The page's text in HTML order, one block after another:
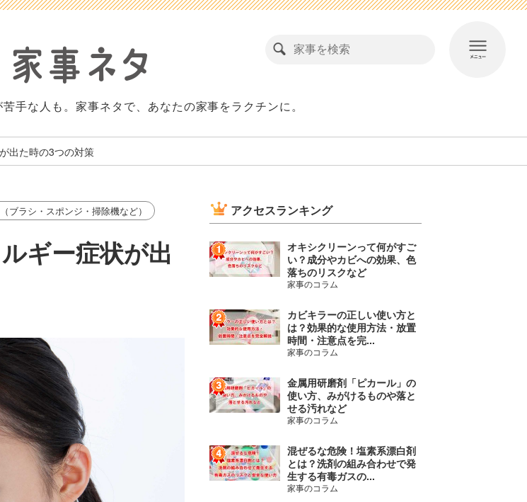
手な人も。家事ネタで、あなたの家事をラクチンに。
出た時の3つの対策
ブラシ・スポンジ・掃除機など）
ギー症状が出
アクセスランキング
オキシクリーンって何がすご
い？成分やカビへの効果、色
落ちのリスクなど
家事のコラム
カビキラーの正しい使い方と
は？効果的な使用方法・放置
時間・注意点を完...
家事のコラム
金属用研磨剤「ピカール」の
使い方、みがけるものや落と
せる汚れなど
家事のコラム
混ぜるな危険！塩素系漂白剤
とは？洗剤の組み合わせで発
生する有毒ガスの...
家事のコラム